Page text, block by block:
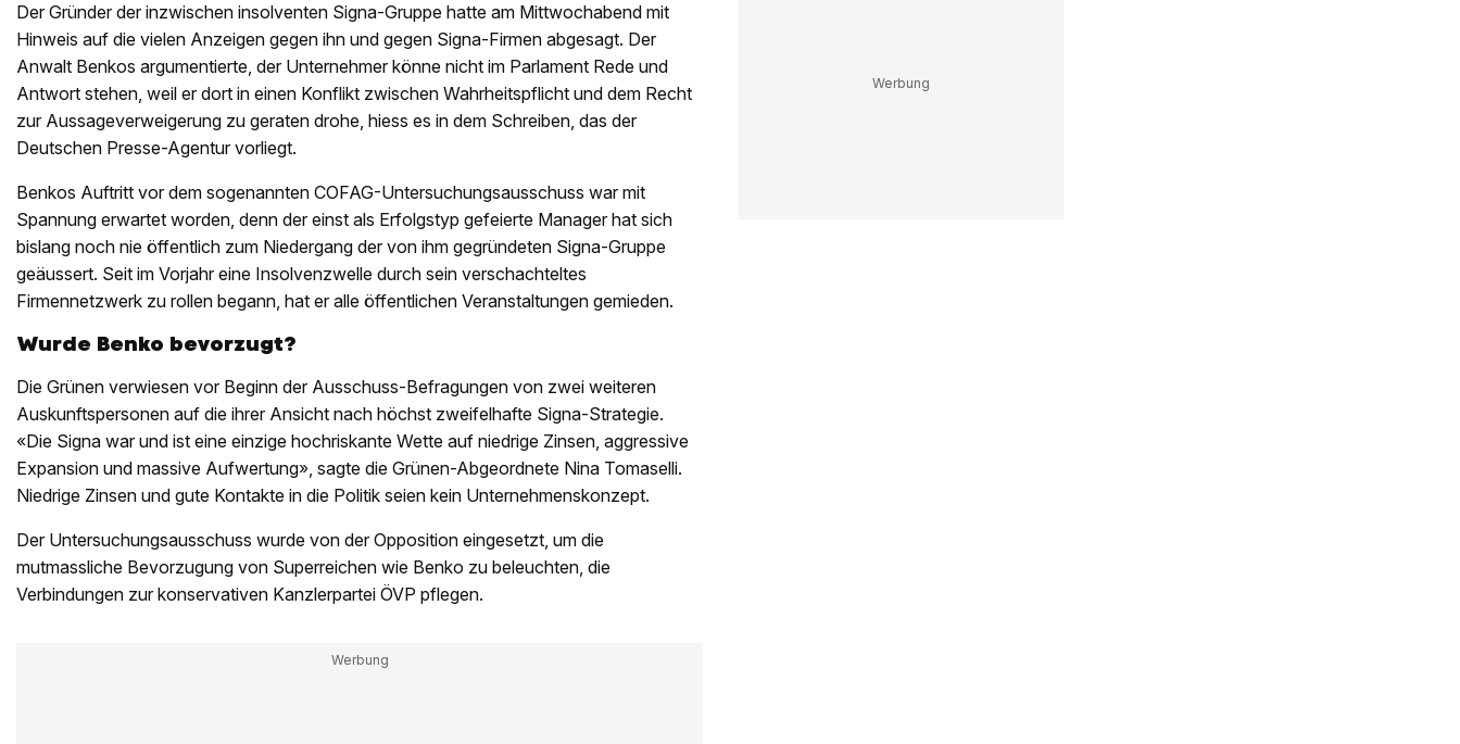
Der Gründer der inzwischen insolventen Signa-Gruppe hatte am Mittwochabend mit
Hinweis auf die vielen Anzeigen gegen ihn und gegen Signa-Firmen abgesagt. Der
Anwalt Benkos argumentierte, der Unternehmer könne nicht im Parlament Rede und
Antwort stehen, weil er dort in einen Konflikt zwischen Wahrheitspflicht und dem Recht
zur Aussageverweigerung zu geraten drohe, hiess es in dem Schreiben, das der
Deutschen Presse-Agentur vorliegt.
Benkos Auftritt vor dem sogenannten COFAG-Untersuchungsausschuss war mit
Spannung erwartet worden, denn der einst als Erfolgstyp gefeierte Manager hat sich
bislang noch nie öffentlich zum Niedergang der von ihm gegründeten Signa-Gruppe
geäussert. Seit im Vorjahr eine Insolvenzwelle durch sein verschachteltes
Firmennetzwerk zu rollen begann, hat er alle öffentlichen Veranstaltungen gemieden.
Wurde Benko bevorzugt?
Die Grünen verwiesen vor Beginn der Ausschuss-Befragungen von zwei weiteren
Auskunftspersonen auf die ihrer Ansicht nach höchst zweifelhafte Signa-Strategie.
«Die Signa war und ist eine einzige hochriskante Wette auf niedrige Zinsen, aggressive
Expansion und massive Aufwertung», sagte die Grünen-Abgeordnete Nina Tomaselli.
Niedrige Zinsen und gute Kontakte in die Politik seien kein Unternehmenskonzept.
Der Untersuchungsausschuss wurde von der Opposition eingesetzt, um die
mutmassliche Bevorzugung von Superreichen wie Benko zu beleuchten, die
Verbindungen zur konservativen Kanzlerpartei ÖVP pflegen.